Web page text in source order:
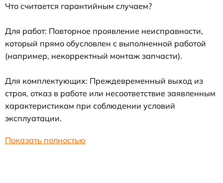
Что считается гарантийным случаем?
Для работ: Повторное проявление неисправности,
который прямо обусловлен с выполненной работой
(например, некорректный монтаж запчасти).
Для комплектующих: Преждевременный выход из
строя, отказ в работе или несоответствие заявленным
характеристикам при соблюдении условий
эксплуатации.
Показать полностью